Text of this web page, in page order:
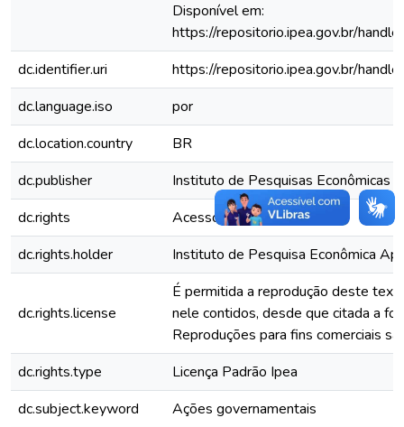
Disponível em:
https://repositorio.ipea.gov.br/
dc.identifier.uri
https://repositorio.ipea.gov.br/
dc.language.iso
por
dc.location.country
BR
dc.publisher
Instituto de Pesquisas Econômicas
dc.rights
Acesso Aberto
dc.rights.holder
Instituto de Pesquisa Econômica
dc.rights.license
É permitida a reprodução deste
nele contidos, desde que citada a
Reproduções para fins comerciais
dc.rights.type
Licença Padrão Ipea
dc.subject.keyword
Ações governamentais